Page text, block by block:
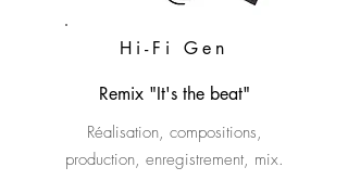
Hi-Fi Gen
Remix "It's the beat"
Réalisation, compositions,
production, enregistrement, mix.